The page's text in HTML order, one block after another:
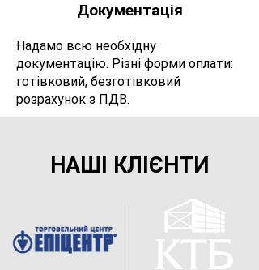
Документація
Надамо всю необхідну
документацію. Різні форми оплати:
готівковий, безготівковий
розрахунок з ПДВ.
НАШІ КЛІЄНТИ